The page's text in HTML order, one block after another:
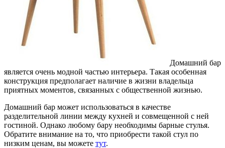
Домашний бар
является очень модной частью интерьера. Такая особенная
конструкция предполагает наличие в жизни владельца
приятных моментов, связанных с общественной жизнью.
Домашний бар может использоваться в качестве
разделительной линии между кухней и совмещенной с ней
гостиной. Однако любому бару необходимы барные стулья.
Обратите внимание на то, что приобрести такой стул по
низким ценам, вы можете тут.